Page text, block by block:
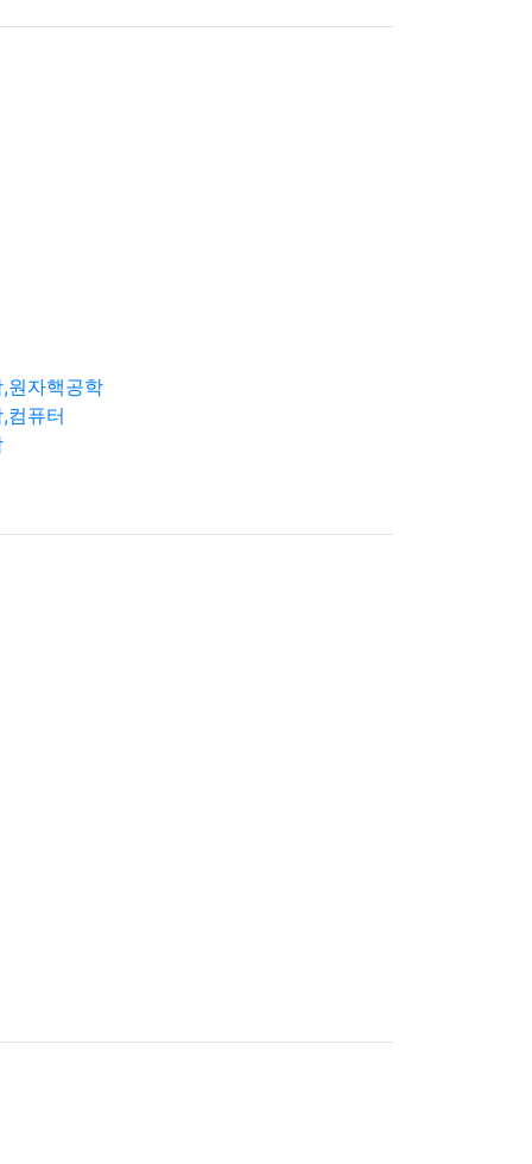
원자핵공학
컴퓨터